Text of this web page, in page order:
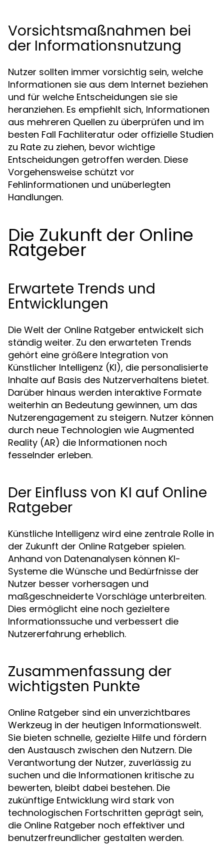
Vorsichtsmaßnahmen bei
der Informationsnutzung
Nutzer sollten immer vorsichtig sein, welche
Informationen sie aus dem Internet beziehen
und für welche Entscheidungen sie sie
heranziehen. Es empfiehlt sich, Informationen
aus mehreren Quellen zu überprüfen und im
besten Fall Fachliteratur oder offizielle Studien
zu Rate zu ziehen, bevor wichtige
Entscheidungen getroffen werden. Diese
Vorgehensweise schützt vor
Fehlinformationen und unüberlegten
Handlungen.
Die Zukunft der Online
Ratgeber
Erwartete Trends und
Entwicklungen
Die Welt der Online Ratgeber entwickelt sich
ständig weiter. Zu den erwarteten Trends
gehört eine größere Integration von
Künstlicher Intelligenz (KI), die personalisierte
Inhalte auf Basis des Nutzerverhaltens bietet.
Darüber hinaus werden interaktive Formate
weiterhin an Bedeutung gewinnen, um das
Nutzerengagement zu steigern. Nutzer können
durch neue Technologien wie Augmented
Reality (AR) die Informationen noch
fesselnder erleben.
Der Einfluss von KI auf Online
Ratgeber
Künstliche Intelligenz wird eine zentrale Rolle in
der Zukunft der Online Ratgeber spielen.
Anhand von Datenanalysen können KI-
Systeme die Wünsche und Bedürfnisse der
Nutzer besser vorhersagen und
maßgeschneiderte Vorschläge unterbreiten.
Dies ermöglicht eine noch gezieltere
Informationssuche und verbessert die
Nutzererfahrung erheblich.
Zusammenfassung der
wichtigsten Punkte
Online Ratgeber sind ein unverzichtbares
Werkzeug in der heutigen Informationswelt.
Sie bieten schnelle, gezielte Hilfe und fördern
den Austausch zwischen den Nutzern. Die
Verantwortung der Nutzer, zuverlässig zu
suchen und die Informationen kritische zu
bewerten, bleibt dabei bestehen. Die
zukünftige Entwicklung wird stark von
technologischen Fortschritten geprägt sein,
die Online Ratgeber noch effektiver und
benutzerfreundlicher gestalten werden.